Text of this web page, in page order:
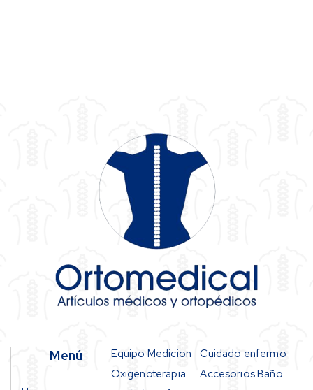
Menú
Equipo Medicion
Oxigenoterapia
Cuidado enfermo
Accesorios Baño